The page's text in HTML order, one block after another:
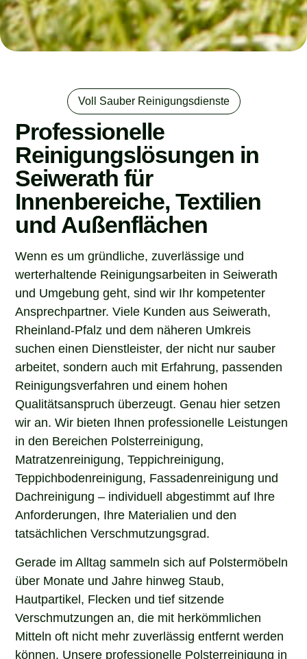
Voll Sauber Reinigungsdienste
Professionelle
Reinigungslösungen in
Seiwerath für
Innenbereiche, Textilien
und Außenflächen
Wenn es um gründliche, zuverlässige und
werterhaltende Reinigungsarbeiten in Seiwerath
und Umgebung geht, sind wir Ihr kompetenter
Ansprechpartner. Viele Kunden aus Seiwerath,
Rheinland-Pfalz und dem näheren Umkreis
suchen einen Dienstleister, der nicht nur sauber
arbeitet, sondern auch mit Erfahrung, passenden
Reinigungsverfahren und einem hohen
Qualitätsanspruch überzeugt. Genau hier setzen
wir an. Wir bieten Ihnen professionelle Leistungen
in den Bereichen Polsterreinigung,
Matratzenreinigung, Teppichreinigung,
Teppichbodenreinigung, Fassadenreinigung und
Dachreinigung – individuell abgestimmt auf Ihre
Anforderungen, Ihre Materialien und den
tatsächlichen Verschmutzungsgrad.
Gerade im Alltag sammeln sich auf Polstermöbeln
über Monate und Jahre hinweg Staub,
Hautpartikel, Flecken und tief sitzende
Verschmutzungen an, die mit herkömmlichen
Mitteln oft nicht mehr zuverlässig entfernt werden
können. Unsere professionelle Polsterreinigung in